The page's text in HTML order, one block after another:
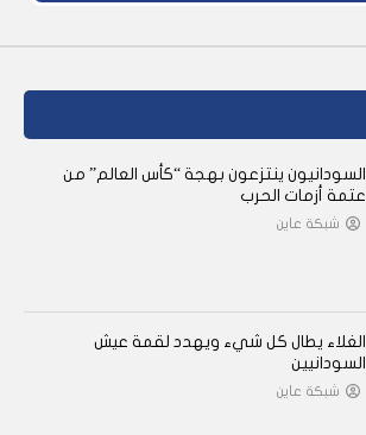
السودانيون ينتزعون بهجة “كأس العالم” من
عتمة أزمات الحرب
شبكة عاين
الغلاء يطال كل شيء ويهدد لقمة عيش
السودانيين
شبكة عاين